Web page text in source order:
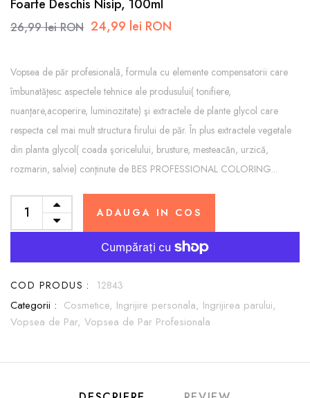
Foarte Deschis Nisip, 100ml
26,99 lei RON 24,99 lei RON
Vopsea de păr profesională, formula cu elemente compensatorii care
îmbunatăţesc aspectele tehnice ale produsului( tonifiere,
nuanţare,acoperire, luminozitate) şi extractele de plante glycol care
respecta cel mai mult structura firului de păr. În plus extractele vegetale
din planta glycol( coada şoricelului, brusture, mesteacăn, urzică,
rozmarin, salvie) conţinute de BES PROFESSIONAL COLORING...
ADAUGA IN COS
COD PRODUS : 12843
Categorii : Cosmetice, Ingrijire personala, Ingrijirea parului,
Vopsea de Par, Vopsea de Par Profesionala